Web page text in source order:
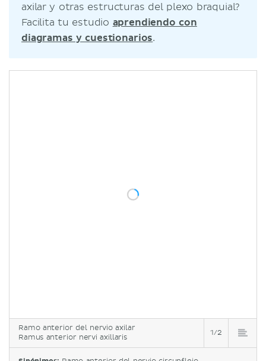
axilar y otras estructuras del plexo braquial?
Facilita tu estudio aprendiendo con
diagramas y cuestionarios.
Ramo anterior del nervio axilar
Ramus anterior nervi axillaris
1/2